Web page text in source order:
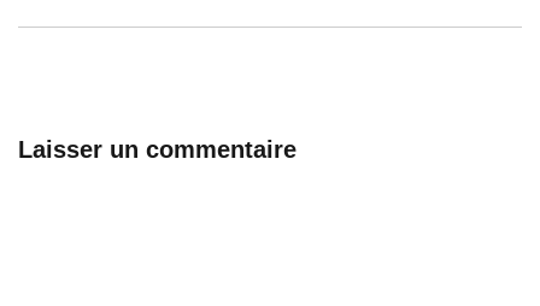
Laisser un commentaire